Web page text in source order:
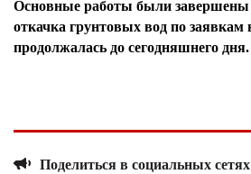
Основные работы были завершены
откачка грунтовых вод по заявкам
продолжалась до сегодняшнего дня.
Поделиться в социальных сетях